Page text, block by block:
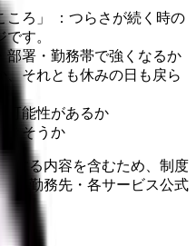
ころ」 ：つらさが続く時の
す。
部署・勤務帯で強くなるか
それとも休みの日も戻ら
可能性があるか
きそうか
する内容を含むため、制度
・勤務先・各サービス公式
。